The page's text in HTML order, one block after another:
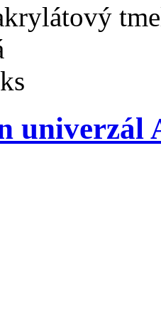
univerzál